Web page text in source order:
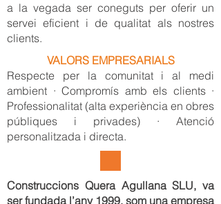
a la vegada ser coneguts per oferir un
servei eficient i de qualitat als nostres
clients.
VALORS EMPRESARIALS
Respecte per la comunitat i al medi
ambient · Compromís amb els clients ·
Professionalitat (alta experiència en obres
públiques i privades) · Atenció
personalitzada i directa.
Construccions Quera Agullana SLU, va
ser fundada l’any 1999, som una empresa